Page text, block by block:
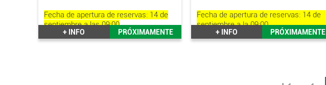
Fecha de apertura de reservas: 14 de
septiembre a las 09:00
+ INFO PRÓXIMAMENTE
Fecha de apertura de reservas: 14 de
septiembre a la 09:00
+ INFO PRÓXIMAMENTE